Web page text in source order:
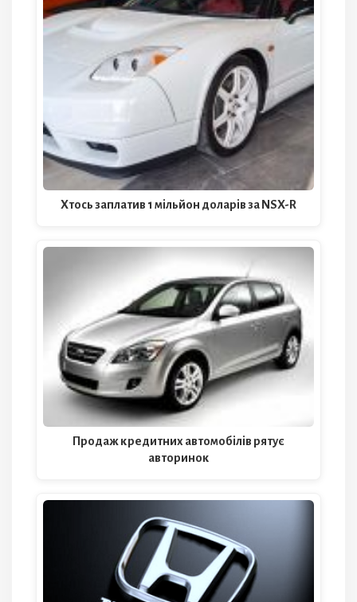
Хтось заплатив 1 мільйон доларів за NSX-R
Продаж кредитних автомобілів рятує
авторинок